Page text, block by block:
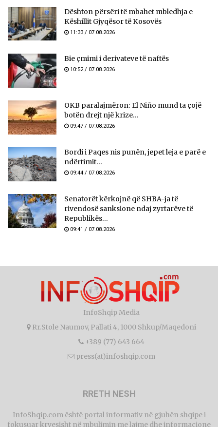
​Dështon përsëri të mbahet mbledhja e
Këshillit Gjyqësor të Kosovës
11:33 / 07.08.2026
Bie çmimi i derivateve të naftës
10:52 / 07.08.2026
OKB paralajmëron: El Niño mund ta çojë
botën drejt një krize...
09:47 / 07.08.2026
Bordi i Paqes nis punën, jepet leja e parë e
ndërtimit...
09:44 / 07.08.2026
Senatorët kërkojnë që SHBA-ja të
rivendosë sanksione ndaj zyrtarëve të
Republikës...
09:41 / 07.08.2026
InfoShqip Media
Rr.Stole Naumov, Pallati 4, 1000 Shkup/Maqedoni
+389 (77) 643 664
press(at)infoshqip.com
RRETH NESH
InfoShqip.com është portal informativ në gjuhën shqipe i
fokusuar kryesisht në mbulimin me lajme dhe informacione